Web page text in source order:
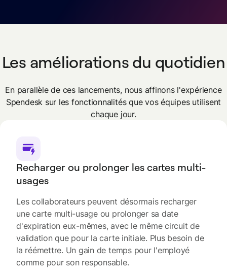
Les améliorations du quotidien
En parallèle de ces lancements, nous affinons l'expérience
Spendesk sur les fonctionnalités que vos équipes utilisent
chaque jour.
Recharger ou prolonger les cartes multi-
usages
Les collaborateurs peuvent désormais recharger
une carte multi-usage ou prolonger sa date
d'expiration eux-mêmes, avec le même circuit de
validation que pour la carte initiale. Plus besoin de
la réémettre. Un gain de temps pour l'employé
comme pour son responsable.